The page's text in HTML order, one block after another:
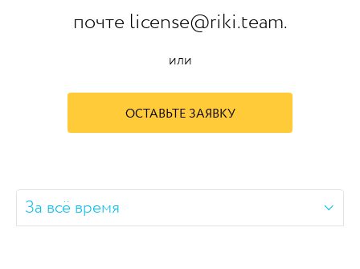
почте license@riki.team.
или
ОСТАВЬТЕ ЗАЯВКУ
За всё время